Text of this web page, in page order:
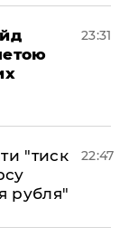
23:31
"тиск
рубля"
22:47